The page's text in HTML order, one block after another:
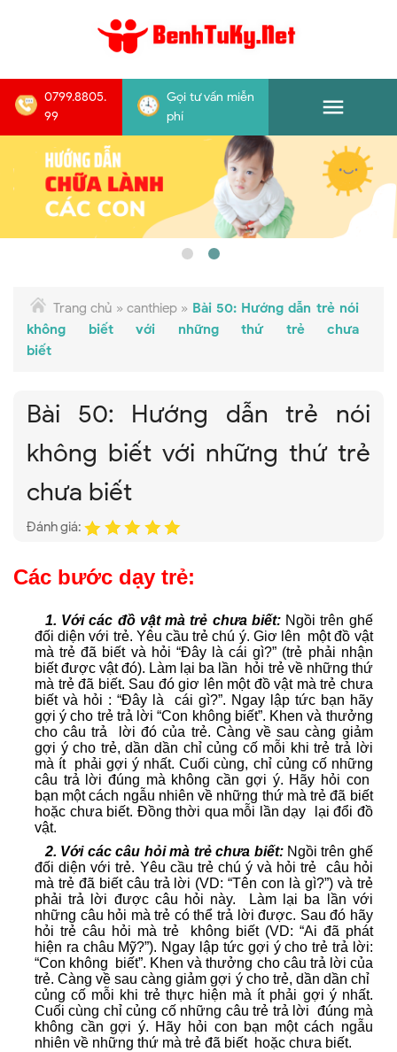
0799.8805.
99
Gọi tư vấn miễn
phí
Trang chủ » canthiep» Bài 50: Hướng dẫn trẻ nói
không biết với những thứ trẻ chưa
biết
Bài 50: Hướng dẫn trẻ nói
không biết với những thứ trẻ
chưa biết
Đánh giá:
Các bước dạy trẻ:
1. Với các đồ vật mà trẻ chưa biết: Ngồi trên ghế
đối diện với trẻ. Yêu cầu trẻ chú ý. Giơ lên một đồ vật
mà trẻ đã biết và hỏi “Đây là cái gì?” (trẻ phải nhận
biết được vật đó). Làm lại ba lần hỏi trẻ về những thứ
mà trẻ đã biết. Sau đó giơ lên một đồ vật mà trẻ chưa
biết và hỏi : “Đây là cái gì?”. Ngay lập tức bạn hãy
gợi ý cho trẻ trả lời “Con không biết”. Khen và thưởng
cho câu trả lời đó của trẻ. Càng về sau càng giảm
gợi ý cho trẻ, dần dần chỉ củng cố mỗi khi trẻ trả lời
mà ít phải gợi ý nhất. Cuối cùng, chỉ củng cố những
câu trả lời đúng mà không cần gợi ý. Hãy hỏi con
bạn một cách ngẫu nhiên về những thứ mà trẻ đã biết
hoặc chưa biết. Đồng thời qua mỗi lần dạy lại đổi đồ
vật.
2. Với các câu hỏi mà trẻ chưa biết: Ngồi trên ghế
đối diện với trẻ. Yêu cầu trẻ chú ý và hỏi trẻ câu hỏi
mà trẻ đã biết câu trả lời (VD: “Tên con là gì?”) và trẻ
phải trả lời được câu hỏi này. Làm lại ba lần với
những câu hỏi mà trẻ có thể trả lời được. Sau đó hãy
hỏi trẻ câu hỏi mà trẻ không biết (VD: “Ai đã phát
hiện ra châu Mỹ?”). Ngay lập tức gợi ý cho trẻ trả lời:
“Con không biết”. Khen và thưởng cho câu trả lời của
trẻ. Càng về sau càng giảm gợi ý cho trẻ, dần dần chỉ
củng cố mỗi khi trẻ thực hiện mà ít phải gợi ý nhất.
Cuối cùng chỉ củng cố những câu trẻ trả lời đúng mà
không cần gợi ý. Hãy hỏi con bạn một cách ngẫu
nhiên về những thứ mà trẻ đã biết hoặc chưa biết.